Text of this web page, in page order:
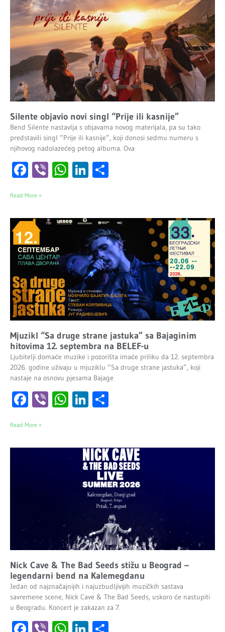
Silente objavio novi singl “Prije ili kasnije”
Bend Silente nastavlja s objavama novog materijala, pa su tako
predstavili singl “Prije ili kasnije”, koji donosi sedmu numeru s
njihovog nadolazećeg petog albuma. Ova
Facebook
ViberWhatsApp
LinkedIn
Read More »
Mjuzikl “Sa druge strane jastuka” sa Bajaginim
hitovima 12. septembra na BELEF-u
Ljubitelji domaće muzike i pozorišta imaće priliku da 12. septembra
2026. godine uživaju u mjuziklu “Sa druge strane jastuka”, koji
nastaje na osnovu pjesama Bajage
Facebook
ViberWhatsApp
LinkedIn
Read More »
Nick Cave & The Bad Seeds stižu u Beograd –
legendarni bend na Kalemegdanu
Jedan od najznačajnijih i najuzbudljivijih muzičkih sastava
savremene scene, Nick Cave & The Bad Seeds, uskoro će nastupiti
u Beogradu. Koncert je zakazan za 7.